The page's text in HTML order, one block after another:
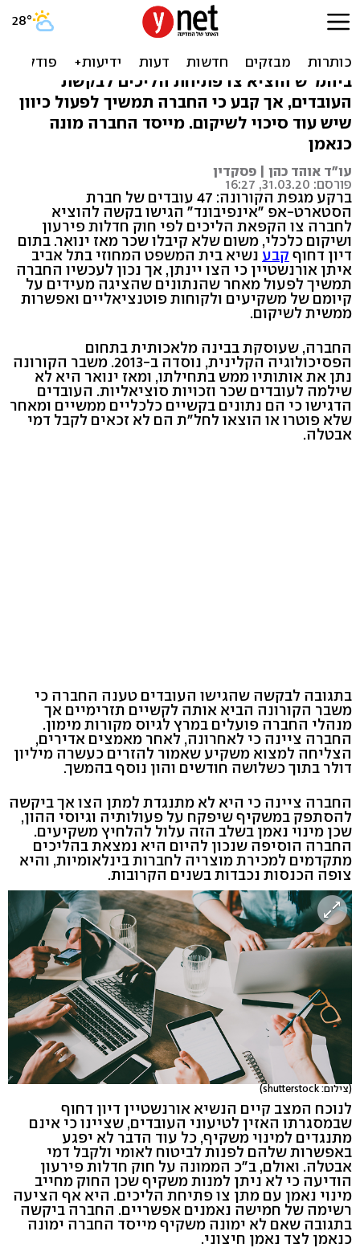
על רקע הקורונה: חדלות
פירעון לסטראט-אפ
ביהמ"ש הוציא צו פתיחת הליכים לבקשת
העובדים, אך קבע כי החברה תמשיך לפעול כיוון
שיש עוד סיכוי לשיקום. מייסד החברה מונה
כנאמן
עו"ד אוהד כהן | פסקדין
פורסם: 31.03.20, 16:27
ברקע מגפת הקורונה: 47 עובדים של חברת
הסטארט-אפ "אינפיבונד" הגישו בקשה להוציא
לחברה צו הקפאת הליכים לפי חוק חדלות פירעון
ושיקום כלכלי, משום שלא קיבלו שכר מאז ינואר. בתום
דיון דחוף קבע נשיא בית המשפט המחוזי בתל אביב
איתן אורנשטיין כי הצו יינתן, אך נכון לעכשיו החברה
תמשיך לפעול מאחר שהנתונים שהציגה מעידים על
קיומם של משקיעים ולקוחות פוטנציאליים ואפשרות
ממשית לשיקום.
החברה, שעוסקת בבינה מלאכותית בתחום
הפסיכולוגיה הקלינית, נוסדה ב-2013. משבר הקורונה
נתן את אותותיו ממש בתחילתו, ומאז ינואר היא לא
שילמה לעובדים שכר וזכויות סוציאליות. העובדים
הדגישו כי הם נתונים בקשיים כלכליים ממשיים ומאחר
שלא פוטרו או הוצאו לחל"ת הם לא זכאים לקבל דמי
אבטלה.
בתגובה לבקשה שהגישו העובדים טענה החברה כי
משבר הקורונה הביא אותה לקשיים תזרימיים אך
מנהלי החברה פועלים במרץ לגיוס מקורות מימון.
החברה ציינה כי לאחרונה, לאחר מאמצים אדירים,
הצליחה למצוא משקיע שאמור להזרים כעשרה מיליון
דולר בתוך כשלושה חודשים והון נוסף בהמשך.
החברה ציינה כי היא לא מתנגדת למתן הצו אך ביקשה
להסתפק במשקיף שיפקח על פעולותיה וגיוסי ההון,
שכן מינוי נאמן בשלב הזה עלול להלחיץ משקיעים.
החברה הוסיפה שנכון להיום היא נמצאת בהליכים
מתקדמים למכירת מוצריה לחברות בינלאומיות, והיא
צופה הכנסות נכבדות בשנים הקרובות.
(צילום: shutterstock)
לנוכח המצב קיים הנשיא אורנשטיין דיון דחוף
שבמסגרתו האזין לטיעוני העובדים, שציינו כי אינם
מתנגדים למינוי משקיף, כל עוד הדבר לא יפגע
באפשרות שלהם לפנות לביטוח לאומי ולקבל דמי
אבטלה. ואולם, ב"כ הממונה על חוק חדלות פירעון
הודיעה כי לא ניתן למנות משקיף שכן החוק מחייב
מינוי נאמן עם מתן צו פתיחת הליכים. היא אף הציעה
רשימה של חמישה נאמנים אפשריים. החברה ביקשה
בתגובה שאם לא ימונה משקיף מייסד החברה ימונה
כנאמן לצד נאמן חיצוני.